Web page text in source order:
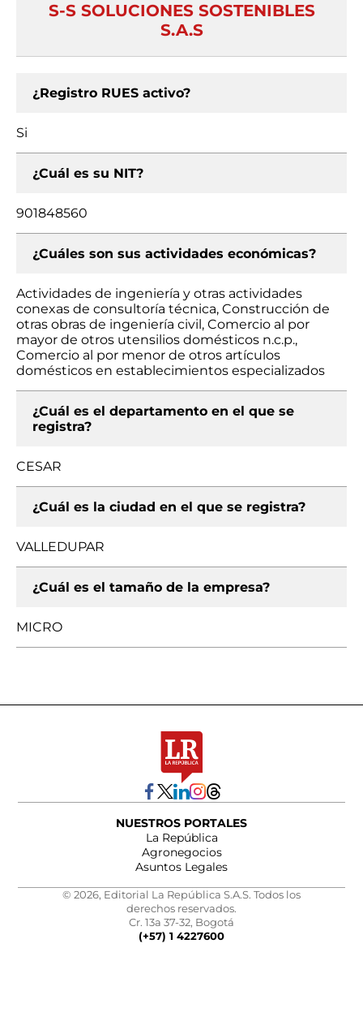
S-S SOLUCIONES SOSTENIBLES
S.A.S
¿Registro RUES activo?
Si
¿Cuál es su NIT?
901848560
¿Cuáles son sus actividades económicas?
Actividades de ingeniería y otras actividades
conexas de consultoría técnica, Construcción de
otras obras de ingeniería civil, Comercio al por
mayor de otros utensilios domésticos n.c.p.,
Comercio al por menor de otros artículos
domésticos en establecimientos especializados
¿Cuál es el departamento en el que se
registra?
CESAR
¿Cuál es la ciudad en el que se registra?
VALLEDUPAR
¿Cuál es el tamaño de la empresa?
MICRO
NUESTROS PORTALES
La República
Agronegocios
Asuntos Legales
© 2026, Editorial La República S.A.S. Todos los
derechos reservados.
Cr. 13a 37-32, Bogotá
(+57) 1 4227600